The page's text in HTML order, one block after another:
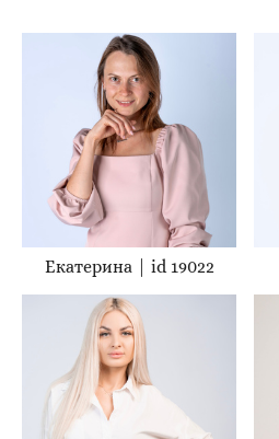
Екатерина | id 19022